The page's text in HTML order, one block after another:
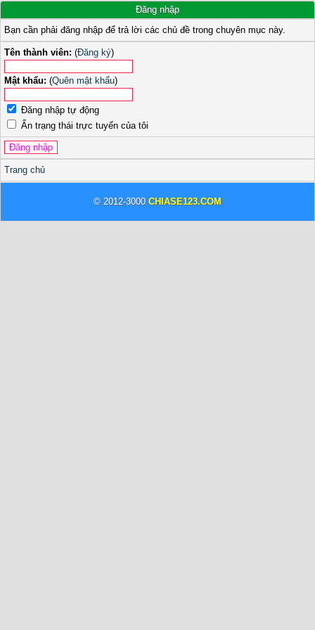
Đăng nhập
Bạn cần phải đăng nhập để trả lời các chủ đề trong chuyên mục này.
Tên thành viên: (Đăng ký)
Mật khẩu: (Quên mật khẩu)
Đăng nhập tự động
Ẩn trạng thái trực tuyến của tôi
Trang chủ
© 2012-3000 CHIASE123.COM